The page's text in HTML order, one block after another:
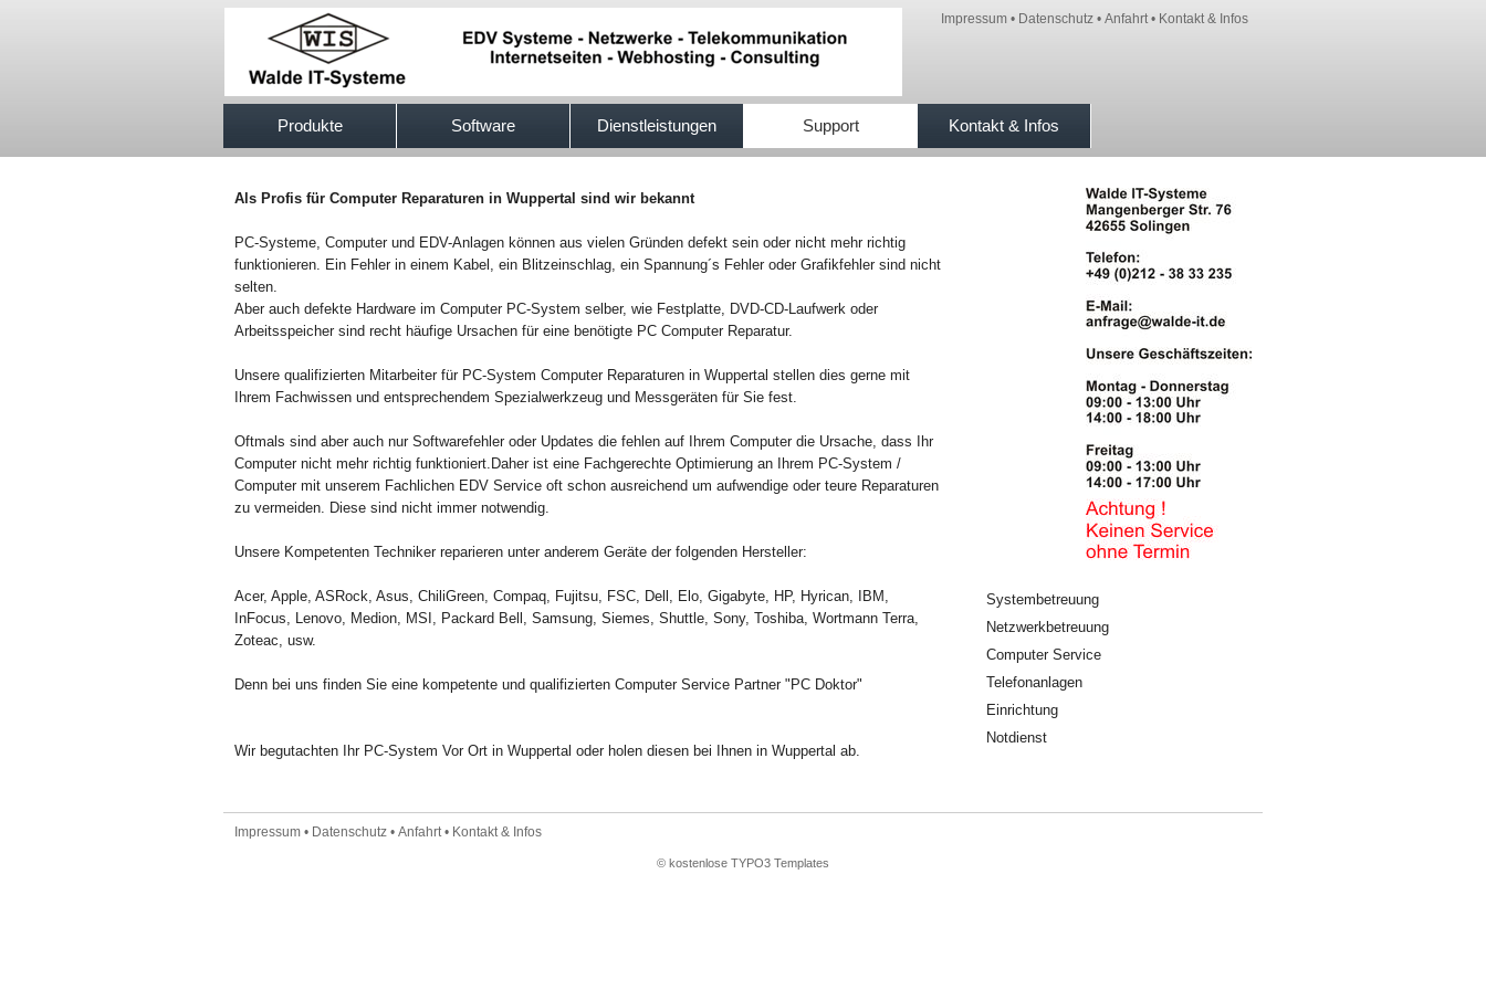
Impressum • Datenschutz • Anfahrt• Kontakt & Infos
Produkte Software Dienstleistungen Support Kontakt & Infos
Als Profis für Computer Reparaturen in Wuppertal sind wir bekannt
PC-Systeme, Computer und EDV-Anlagen können aus vielen Gründen defekt sein oder nicht mehr richtig
funktionieren. Ein Fehler in einem Kabel, ein Blitzeinschlag, ein Spannung´s Fehler oder Grafikfehler sind nicht
selten.
Aber auch defekte Hardware im Computer PC-System selber, wie Festplatte, DVD-CD-Laufwerk oder
Arbeitsspeicher sind recht häufige Ursachen für eine benötigte PC Computer Reparatur.
Unsere qualifizierten Mitarbeiter für PC-System Computer Reparaturen in Wuppertal stellen dies gerne mit
Ihrem Fachwissen und entsprechendem Spezialwerkzeug und Messgeräten für Sie fest.
Oftmals sind aber auch nur Softwarefehler oder Updates die fehlen auf Ihrem Computer die Ursache, dass Ihr
Computer nicht mehr richtig funktioniert.Daher ist eine Fachgerechte Optimierung an Ihrem PC-System /
Computer mit unserem Fachlichen EDV Service oft schon ausreichend um aufwendige oder teure Reparaturen
zu vermeiden. Diese sind nicht immer notwendig.
Unsere Kompetenten Techniker reparieren unter anderem Geräte der folgenden Hersteller:
Acer, Apple, ASRock, Asus, ChiliGreen, Compaq, Fujitsu, FSC, Dell, Elo, Gigabyte, HP, Hyrican, IBM,
InFocus, Lenovo, Medion, MSI, Packard Bell, Samsung, Siemes, Shuttle, Sony, Toshiba, Wortmann Terra,
Zoteac, usw.
Denn bei uns finden Sie eine kompetente und qualifizierten Computer Service Partner "PC Doktor"
Wir begutachten Ihr PC-System Vor Ort in Wuppertal oder holen diesen bei Ihnen in Wuppertal ab.
Systembetreuung
Netzwerkbetreuung
Computer Service
Telefonanlagen
Einrichtung
Notdienst
Impressum • Datenschutz • Anfahrt• Kontakt & Infos
© kostenlose TYPO3 Templates